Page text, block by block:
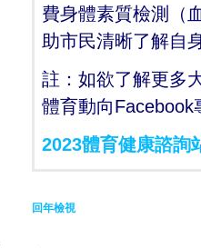
費身體素質檢測（
助市民清晰了解自
註：如欲了解更多
體育動向Facebook
2023體育健康諮詢
回年檢視